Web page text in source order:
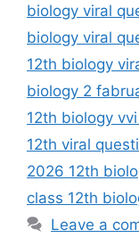
biology viral
biology viral
12th biology
biology 2
12th biology
12th viral
2026 12th
class 12th
Leave a